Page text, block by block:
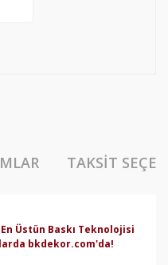
TAKSIT
Üstün Baskı Teknolojisi
bkdekor.com'da!